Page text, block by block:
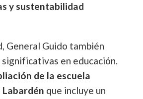
y sustentabilidad
General Guido también
en educación.
de la escuela
Labardén que incluye un